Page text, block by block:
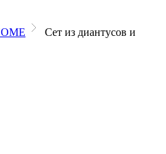
Сет из диантусов и